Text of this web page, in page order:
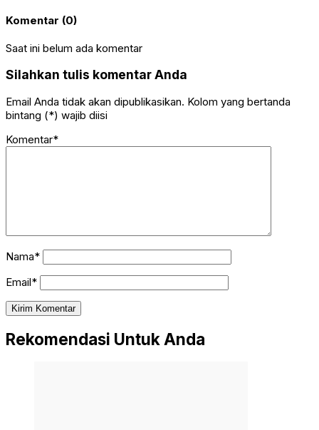
Komentar (0)
Saat ini belum ada komentar
Silahkan tulis komentar Anda
Email Anda tidak akan dipublikasikan. Kolom yang bertanda
bintang (*) wajib diisi
Komentar*
Nama*
Email*
Rekomendasi Untuk Anda